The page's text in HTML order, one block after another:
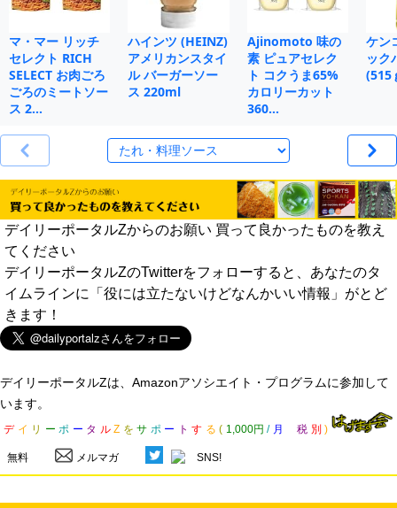
マ・マー リッチ
セレクト RICH
SELECT お肉ごろ
ごろのミートソー
ス 2…
ハインツ (HEINZ)
アメリカンスタイ
ル バーガーソー
ス 220ml
Ajinomoto 味の
素 ピュアセレク
ト コクうま65%
カロリーカット
360…
ケン
ック
(515
デイリーポータルZからのお願い 買って良かったものを教え
てください
デイリーポータルZのTwitterをフォローすると、あなたのタ
イムラインに「役には立たないけどなんかいい情報」がとど
きます！
デイリーポータルZは、Amazonアソシエイト・プログラムに参加して
います。
デ イ リ ー ポ ー タ ル Z を サ ポ ー ト す る ( 1,000円 / 月 税 別 )
無料 メルマガ SNS!